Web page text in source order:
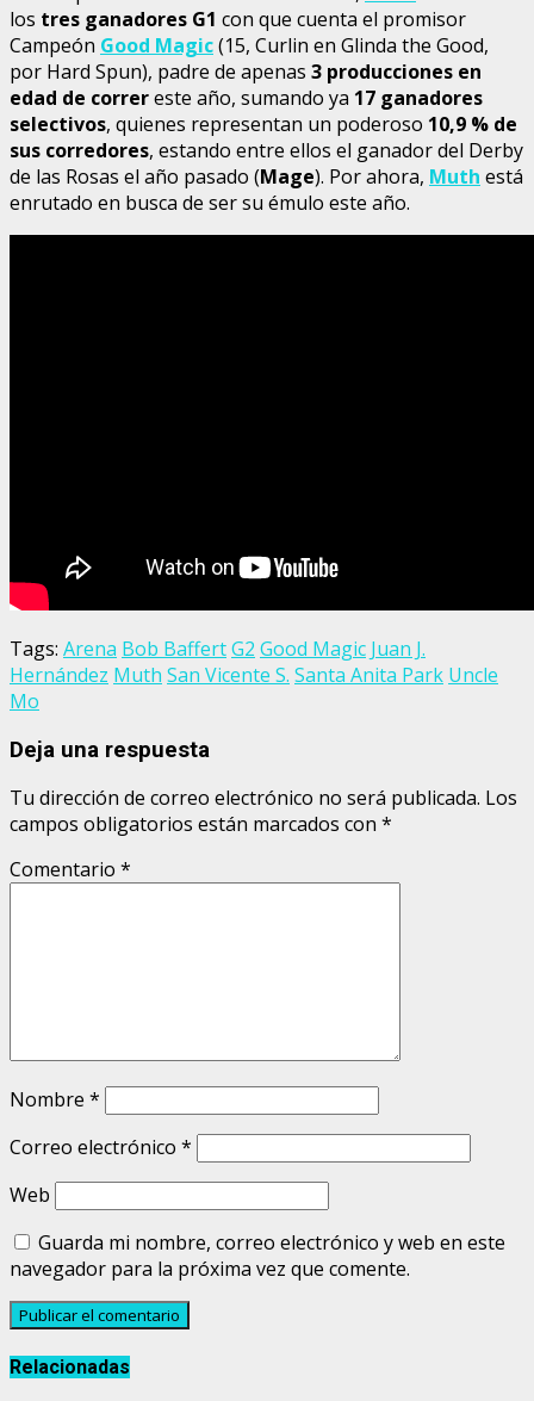
los tres ganadores G1 con que cuenta el promisor
Campeón Good Magic(15, Curlin en Glinda the Good,
por Hard Spun), padre de apenas 3 producciones en
edad de correreste año, sumando ya 17 ganadores
selectivos, quienes representan un poderoso 10,9 % de
sus corredores, estando entre ellos el ganador del Derby
de las Rosas el año pasado (Mage). Por ahora, Muth está
enrutado en busca de ser su émulo este año.
Tags: Arena Bob BaffertG2 Good Magic Juan J.
Hernández Muth San Vicente S. Santa Anita Park Uncle
Mo
Deja una respuesta
Tu dirección de correo electrónico no será publicada. Los
campos obligatorios están marcados con *
Comentario *
Nombre *
Correo electrónico *
Web
Guarda mi nombre, correo electrónico y web en este
navegador para la próxima vez que comente.
Relacionadas